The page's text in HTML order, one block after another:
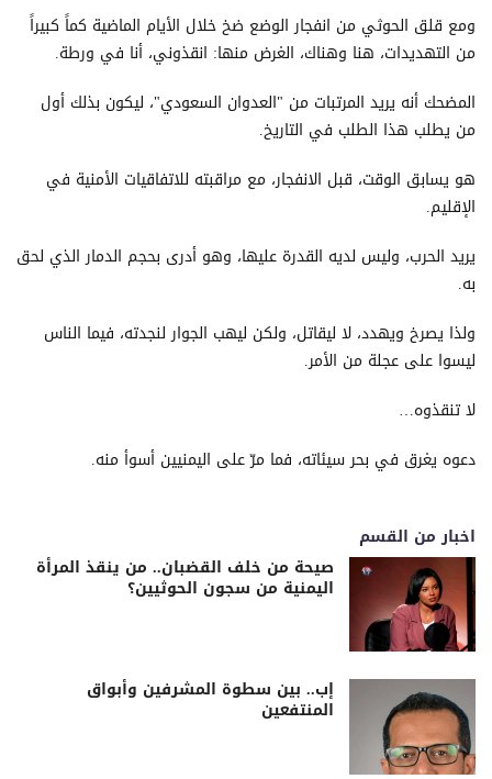
ومع قلق الحوثي من انفجار الوضع ضخ خلال الأيام الماضية كماً كبيراً
من التهديدات، هنا وهناك، الغرض منها: انقذوني، أنا في ورطة.
المضحك أنه يريد المرتبات من "العدوان السعودي"، ليكون بذلك أول
من يطلب هذا الطلب في التاريخ.
هو يسابق الوقت، قبل الانفجار، مع مراقبته للاتفاقيات الأمنية في
الإقليم.
يريد الحرب، وليس لديه القدرة عليها، وهو أدرى بحجم الدمار الذي لحق
به.
ولذا يصرخ ويهدد، لا ليقاتل، ولكن ليهب الجوار لنجدته، فيما الناس
ليسوا على عجلة من الأمر.
لا تنقذوه…
دعوه يغرق في بحر سيئاته، فما مرّ على اليمنيين أسوأ منه.
اخبار من القسم
صيحة من خلف القضبان.. من ينقذ المرأة
اليمنية من سجون الحوثيين؟
إب.. بين سطوة المشرفين وأبواق
المنتفعين